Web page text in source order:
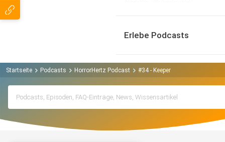
Erlebe Podcasts
Startseite Podcasts HorrorHertz Podcast #34 - Keeper